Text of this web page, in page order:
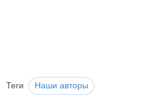
Теги Наши авторы